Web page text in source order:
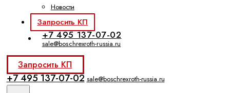
Новости
Запросить КП
+7 495 137-07-02
sale@boschrexroth-russia.ru
Запросить КП
+7 495 137-07-02 sale@boschrexroth-russia.ru